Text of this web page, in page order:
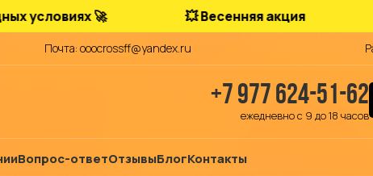
Почта: ooocrossff@yandex.ru
+7 977 624-51-62
ежедневно с 9 до 18 часов
Вопрос-ответОтзывыБлогКонтакты
🚀 💥 Весенняя акция 🎉